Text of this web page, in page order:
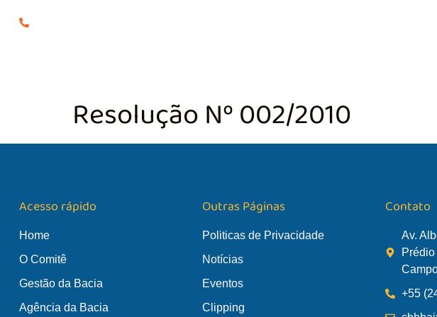
Resolução Nº 002/2010
Acesso rápido
Home
O Comitê
Gestão da Bacia
Agência da Bacia
Outras Páginas
Politicas de Privacidade
Notícias
Eventos
Clipping
Contato
Av.
+55